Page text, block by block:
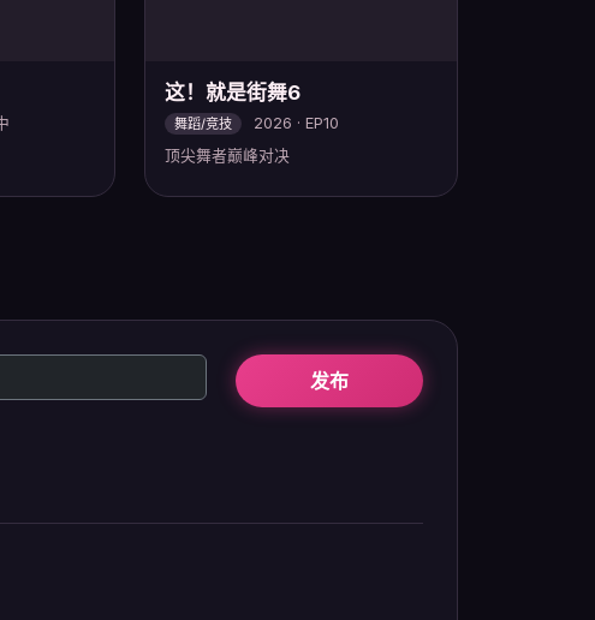
这！就是街舞6
舞蹈/竞技
2026 · EP10
顶尖舞者巅峰对决
发布